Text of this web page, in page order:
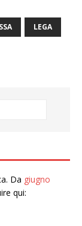
LEGA
Da giugno
qui: